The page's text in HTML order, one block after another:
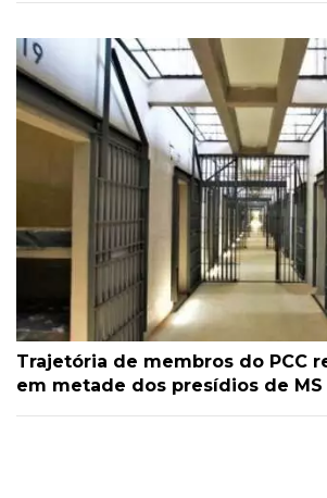
Trajetória de membros do PCC
em metade dos presídios de MS